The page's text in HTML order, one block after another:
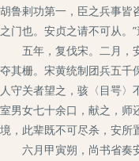
胡鲁剌功第一，臣之兵事皆
之门也。安贞之请不可从。”
五年，复伐宋。二月，安
夺其栅。宋黄统制团兵五千
人守关者望之，骇〈目咢
室男女七十余口，献之，师
境，此辈既不可尽杀，安所
六月甲寅朔，尚书省奏安